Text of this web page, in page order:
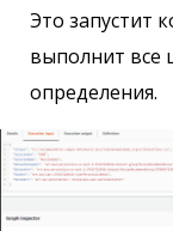
Это запустит
выполнит все
определения.